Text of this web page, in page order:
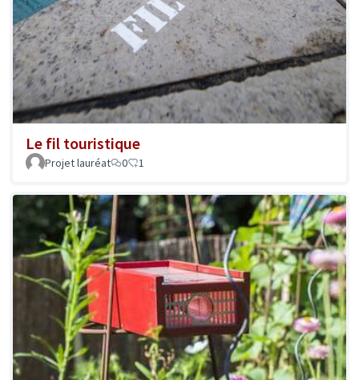
Le fil touristique
Projet lauréat 0 1